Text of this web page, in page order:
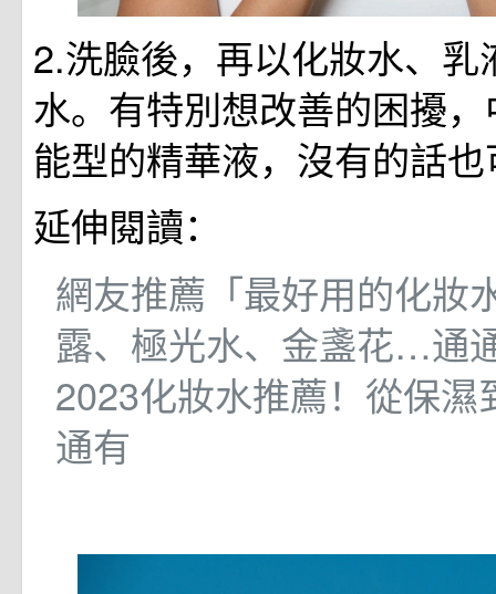
2.洗臉後，再以化妝水、乳
水。有特別想改善的困擾
能型的精華液，沒有的話
延伸閱讀：
網友推薦「最好用的化妝
露、極光水、金盞花…通
2023化妝水推薦！從保濕
通有